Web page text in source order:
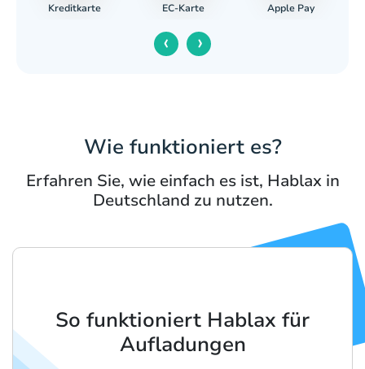
Kreditkarte EC-Karte Apple Pay
‹ ›
Wie funktioniert es?
Erfahren Sie, wie einfach es ist, Hablax in
Deutschland zu nutzen.
So funktioniert Hablax für
Aufladungen